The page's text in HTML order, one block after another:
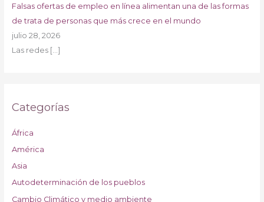
Falsas ofertas de empleo en línea alimentan una de las formas
de trata de personas que más crece en el mundo
julio 28, 2026
Las redes […]
Categorías
África
América
Asia
Autodeterminación de los pueblos
Cambio Climático y medio ambiente